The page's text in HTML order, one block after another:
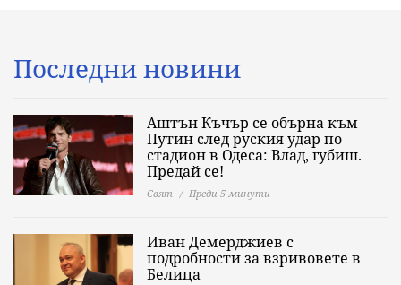
Последни новини
Аштън Къчър се обърна към
Путин след руския удар по
стадион в Одеса: Влад, губиш.
Предай се!
Свят Преди 5 минути
Иван Демерджиев с
подробности за взривовете в
Белица